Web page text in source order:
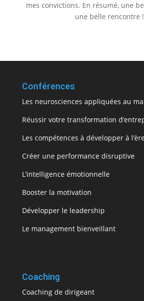
mes convictions. En résumé, une
une belle rencontre !
Conférences
Les neurosciences appliquées au
Réussir votre transformation
Les compétences à développer à
Créer une performance disruptive
L’intelligence émotionnelle
Booster la motivation
Développer le leadership
Le management bienveillant
Coaching
Coaching de dirigeant